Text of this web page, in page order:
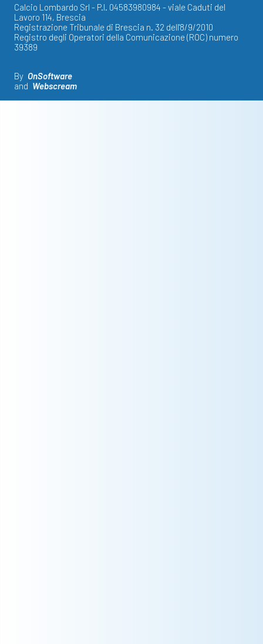
Calcio Lombardo Srl - P.I. 04583980984 - viale Caduti del
Lavoro 114, Brescia
Registrazione Tribunale di Brescia n. 32 dell'8/9/2010
Registro degli Operatori della Comunicazione (ROC) numero
39389
By OnSoftware
and Webscream